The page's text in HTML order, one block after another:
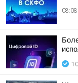
08:08